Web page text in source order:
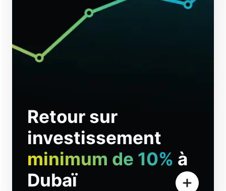
Retour sur
investissement
minimum de 10% à
Dubaï